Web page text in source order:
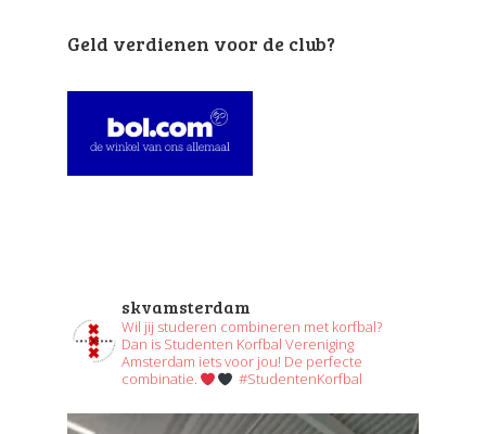
Geld verdienen voor de club?
skvamsterdam
Wil jij studeren combineren met korfbal?
Dan is Studenten Korfbal Vereniging
Amsterdam iets voor jou! De perfecte
combinatie.
#StudentenKorfbal